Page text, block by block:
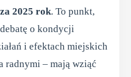
2025 rok. To punkt,
o kondycji
i efektach miejskich
radnymi – mają wziąć